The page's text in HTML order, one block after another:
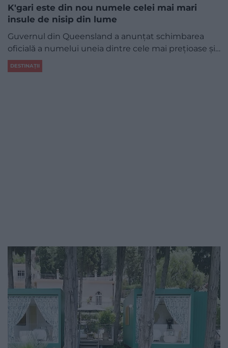
K'gari este din nou numele celei mai mari
insule de nisip din lume
Guvernul din Queensland a anunțat schimbarea
oficială a numelui uneia dintre cele mai prețioase și…
DESTINAȚII